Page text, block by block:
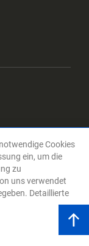
Cookies
ein, um die
zu
uns verwendet
Detaillierte